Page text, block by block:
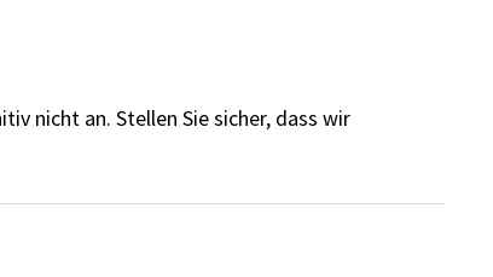
nicht an. Stellen Sie sicher, dass wir